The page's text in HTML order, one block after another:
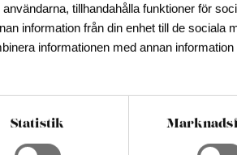
tillhandahålla funktioner för
information från din enhet till de sociala
informationen med annan information
Statistik